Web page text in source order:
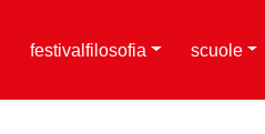
festivalfilosofia scuole